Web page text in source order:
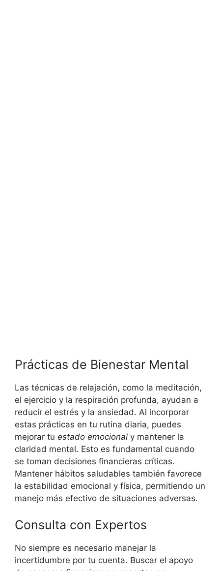
Prácticas de Bienestar Mental
Las técnicas de relajación, como⁢ la meditación,
el ejercicio y la respiración profunda, ayudan a
reducir el estrés y la‌ ansiedad. Al incorporar
estas prácticas en tu rutina diaria, puedes
mejorar tu estado emocional y mantener la
claridad mental. Esto es fundamental cuando
se toman decisiones financieras ‌críticas.
Mantener hábitos​ saludables también favorece
la estabilidad emocional y física, permitiendo un​
manejo más⁣ efectivo de situaciones adversas.
Consulta con Expertos
No siempre es necesario manejar la
incertidumbre por tu cuenta. Buscar el apoyo‍